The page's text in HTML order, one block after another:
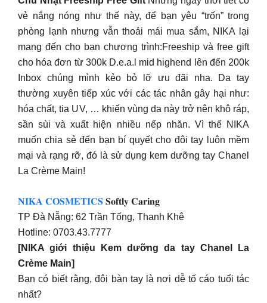
thường xuyên tiếp xúc với các tác nhân gây hại như:
hóa chất, tia UV, … khiến vùng da này trở nên khô ráp,
sần sùi và xuất hiện nhiều nếp nhăn. Vì thế NIKA
muốn chia sẻ đến bạn bí quyết cho đôi tay luôn mềm
mại và rạng rỡ, đó là sử dụng kem dưỡng tay Chanel
La Crème Main!
𝐍𝐈𝐊𝐀 𝐂𝐎𝐒𝐌𝐄𝐓𝐈𝐂𝐒𝐒𝐨𝐟𝐭𝐥𝐲 𝐂𝐚𝐫𝐢𝐧𝐠
TP Đà Nẵng: 62 Trần Tống, Thanh Khê
Hotline: 0703.43.7777
[NIKA giới thiệu Kem dưỡng da tay Chanel La
Bạn có biết rằng, đôi bàn tay là nơi dễ tố cáo tuổi tác
nhất?
Công thức độc quyền với 97% thành phần tự nhiên:
hoa diên vỹ, hoa trà, bơ hạt mỡ… từ sản phẩm này sẽ
cung cấp độ ẩm sâu, bổ sung dưỡng chất, làm đều
màu da và giảm các đốm nâu hiệu quả của đôi bàn
tay. Từ đó mà tay bạn mềm mại, mịn màng hơn cả